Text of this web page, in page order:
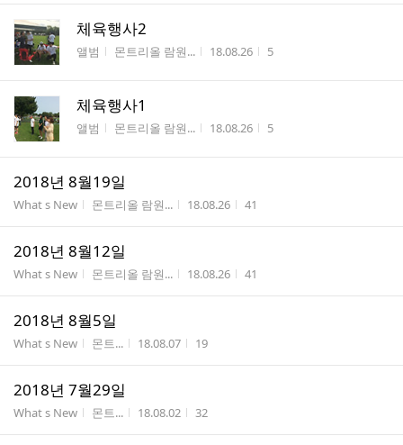
체육행사2
게시판명
앨범 작성자
몬트리올 람원... 작성시간
18.08.26 조회수
5
체육행사1
게시판명
앨범 작성자
몬트리올 람원... 작성시간
18.08.26 조회수
5
2018년 8월19일
게시판명
What s New 작성자
몬트리올 람원... 작성시간
18.08.26 조회수
41
2018년 8월12일
게시판명
What s New 작성자
몬트리올 람원... 작성시간
18.08.26 조회수
41
2018년 8월5일
게시판명
What s New 작성자
몬트... 작성시간
18.08.07 조회수
19
2018년 7월29일
게시판명
What s New 작성자
몬트... 작성시간
18.08.02 조회수
32